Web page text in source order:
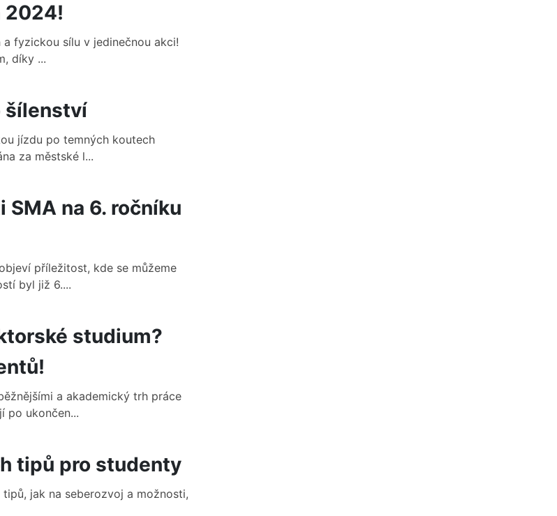
2024!
fyzickou sílu v jedinečnou akci!
díky ...
šílenství
jízdu po temných koutech
za městské l...
na 6. ročníku
příležitost, kde se můžeme
byl již 6....
studium?
a akademický trh práce
po ukončen...
tipů pro studenty
jak na seberozvoj a možnosti,